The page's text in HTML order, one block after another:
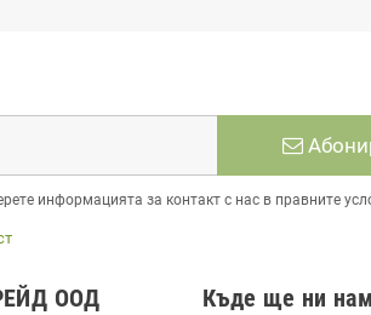
информацията за контакт с нас в правните
ООД Къде ще ни